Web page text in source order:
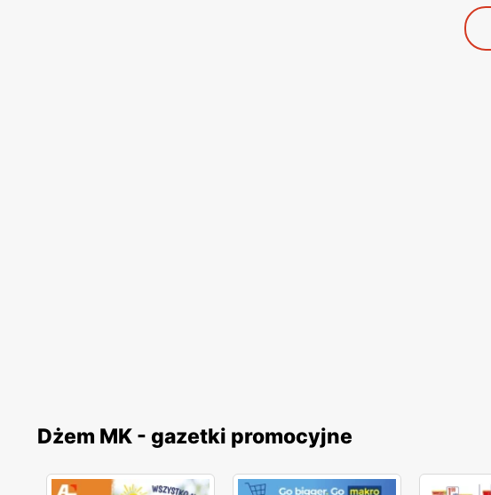
Dżem MK - gazetki promocyjne